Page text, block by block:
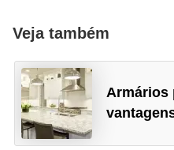
Veja também
Armários